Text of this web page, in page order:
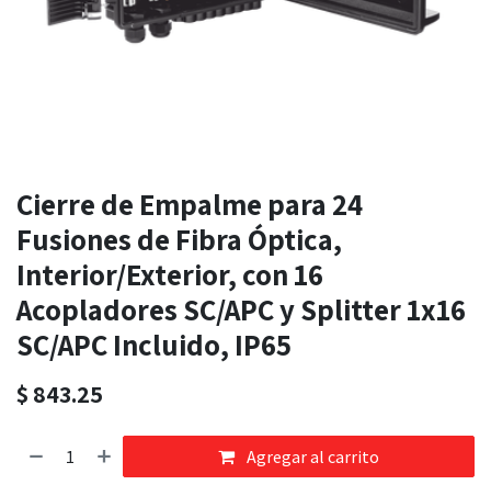
Cierre de Empalme para 24
Fusiones de Fibra Óptica,
Interior/Exterior, con 16
Acopladores SC/APC y Splitter 1x16
SC/APC Incluido, IP65
$ 843.25
Agregar al carrito